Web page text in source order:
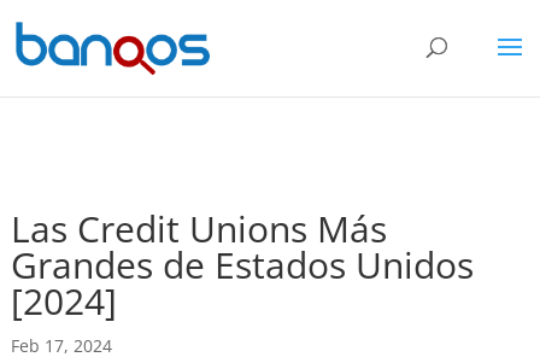
Las Credit Unions Más
Grandes de Estados Unidos
[2024]
Feb 17, 2024